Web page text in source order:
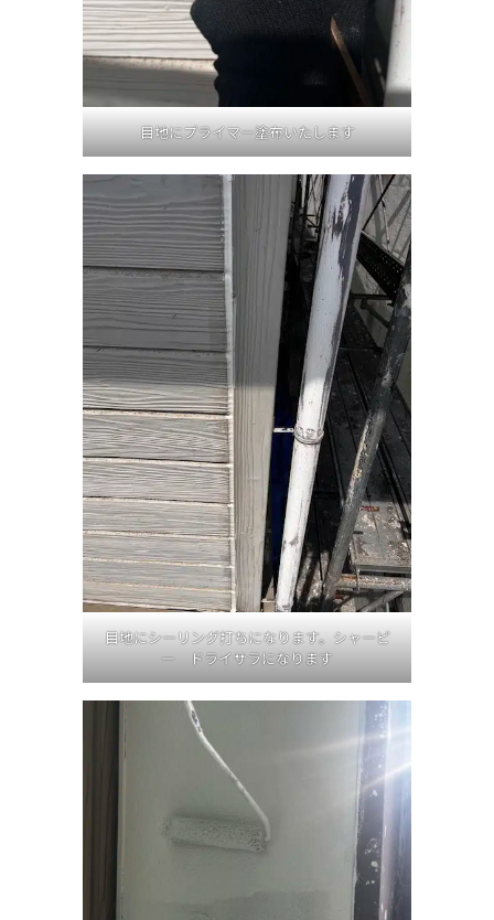
目地にプライマー塗布いたします
目地にシーリング打ちになります。シャーピ
ー ドライサラになります